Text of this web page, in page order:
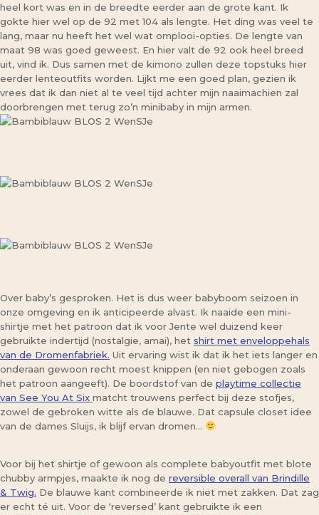
heel kort was en in de breedte eerder aan de grote kant. Ik
gokte hier wel op de 92 met 104 als lengte. Het ding was veel te
lang, maar nu heeft het wel wat omplooi-opties. De lengte van
maat 98 was goed geweest. En hier valt de 92 ook heel breed
uit, vind ik. Dus samen met de kimono zullen deze topstuks hier
eerder lenteoutfits worden. Lijkt me een goed plan, gezien ik
vrees dat ik dan niet al te veel tijd achter mijn naaimachien zal
doorbrengen met terug zo’n minibaby in mijn armen.
Over baby’s gesproken. Het is dus weer babyboom seizoen in
onze omgeving en ik anticipeerde alvast. Ik naaide een mini-
shirtje met het patroon dat ik voor Jente wel duizend keer
gebruikte indertijd (nostalgie, amai), het shirt met enveloppehals
van de Dromenfabriek. Uit ervaring wist ik dat ik het iets langer en
onderaan gewoon recht moest knippen (en niet gebogen zoals
het patroon aangeeft). De boordstof van de playtime collectie
van See You At Six matcht trouwens perfect bij deze stofjes,
zowel de gebroken witte als de blauwe. Dat capsule closet idee
van de dames Sluijs, ik blijf ervan dromen…
Voor bij het shirtje of gewoon als complete babyoutfit met blote
chubby armpjes, maakte ik nog de reversible overall van Brindille
& Twig. De blauwe kant combineerde ik niet met zakken. Dat zag
er echt té uit. Voor de ‘reversed’ kant gebruikte ik een